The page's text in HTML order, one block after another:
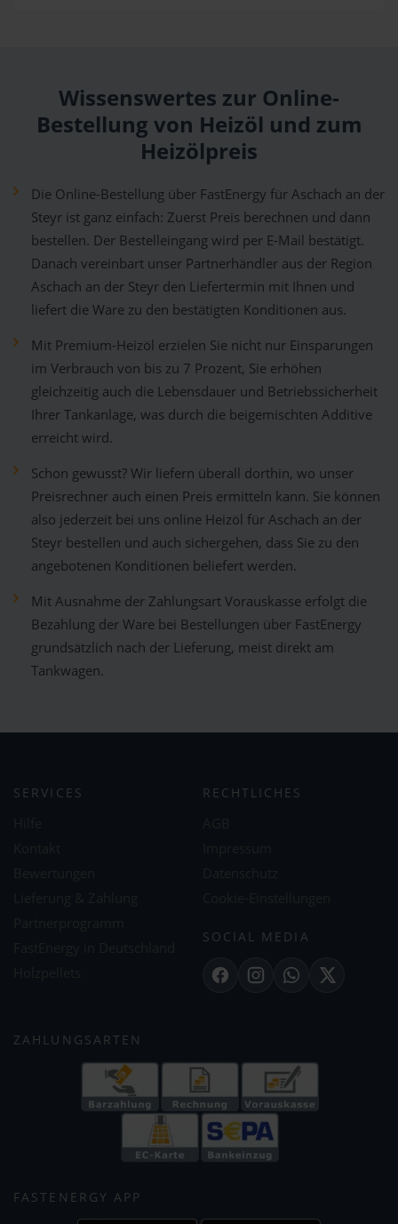
Wissenswertes zur Online-
Bestellung von Heizöl und zum
Heizölpreis
Die Online-Bestellung über FastEnergy für Aschach an der
Steyr ist ganz einfach: Zuerst Preis berechnen und dann
bestellen. Der Bestelleingang wird per E-Mail bestätigt.
Danach vereinbart unser Partnerhändler aus der Region
Aschach an der Steyr den Liefertermin mit Ihnen und
liefert die Ware zu den bestätigten Konditionen aus.
Mit Premium-Heizöl erzielen Sie nicht nur Einsparungen
im Verbrauch von bis zu 7 Prozent, Sie erhöhen
gleichzeitig auch die Lebensdauer und Betriebssicherheit
Ihrer Tankanlage, was durch die beigemischten Additive
erreicht wird.
Schon gewusst? Wir liefern überall dorthin, wo unser
Preisrechner auch einen Preis ermitteln kann. Sie können
also jederzeit bei uns online Heizöl für Aschach an der
Steyr bestellen und auch sichergehen, dass Sie zu den
angebotenen Konditionen beliefert werden.
Mit Ausnahme der Zahlungsart Vorauskasse erfolgt die
Bezahlung der Ware bei Bestellungen über FastEnergy
grundsätzlich nach der Lieferung, meist direkt am
Tankwagen.
SERVICES RECHTLICHES
SOCIAL MEDIA
FacebookInstagramWhatsApp
X
ZAHLUNGSARTEN
FASTENERGY APP